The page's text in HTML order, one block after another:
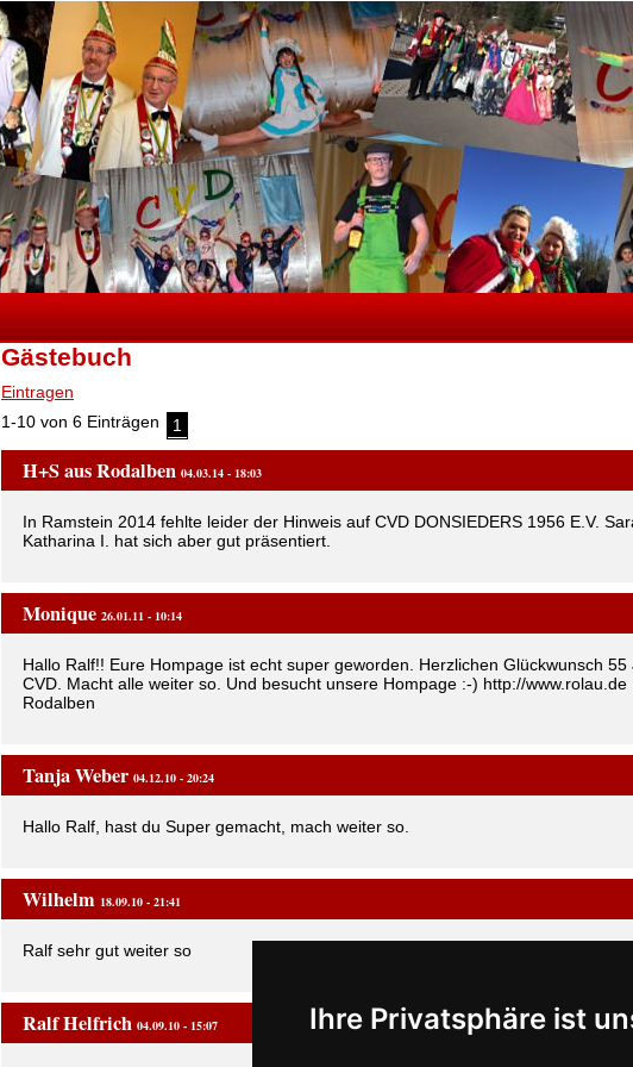
Ihre Privatsphäre ist
Gästebuch
Eintragen
1-10 von 6 Einträgen 1
H+S aus Rodalben 04.03.14 - 18:03
In Ramstein 2014 fehlte leider der Hinweis auf CVD DONSIEDERS 1956 E.V.
Katharina I. hat sich aber gut präsentiert.
Monique 26.01.11 - 10:14
Hallo Ralf!! Eure Hompage ist echt super geworden. Herzlichen Glückwunsch 55
CVD. Macht alle weiter so. Und besucht unsere Hompage :-) http://www.rolau.de
Rodalben
Tanja Weber 04.12.10 - 20:24
Hallo Ralf, hast du Super gemacht, mach weiter so.
Wilhelm 18.09.10 - 21:41
Ralf sehr gut weiter so
Ralf Helfrich 04.09.10 - 15:07